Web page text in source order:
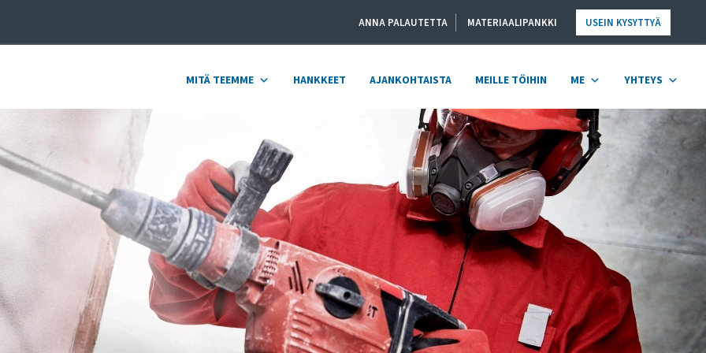
ANNA PALAUTETTA MATERIAALIPANKKI USEIN KYSYTTYÄ
MITÄ TEEMME HANKKEET AJANKOHTAISTA MEILLE TÖIHIN ME YHTEYS